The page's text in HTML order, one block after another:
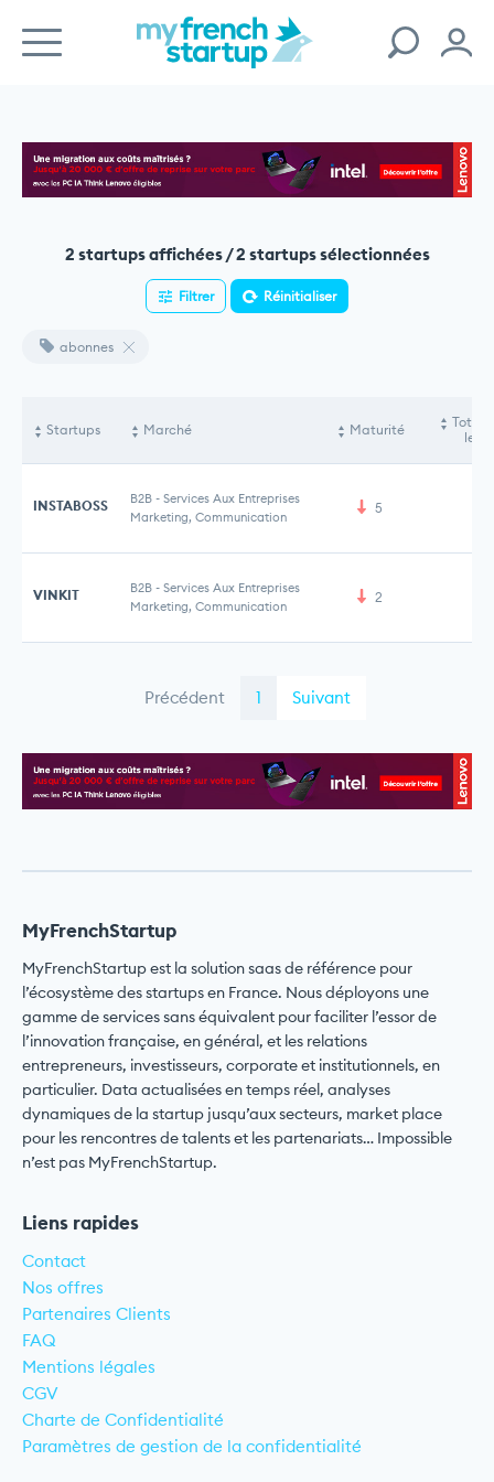
2 startups affichées / 2 startups sélectionnées
Filtrer Réinitialiser
abonnes
Startups Marché Maturité
Total
INSTABOSS B2B - Services Aux Entreprises
Marketing, Communication
5
VINKIT B2B - Services Aux Entreprises
Marketing, Communication
2
Précédent 1 Suivant
MyFrenchStartup
MyFrenchStartup est la solution saas de référence pour
l’écosystème des startups en France. Nous déployons une
gamme de services sans équivalent pour faciliter l’essor de
l’innovation française, en général, et les relations
entrepreneurs, investisseurs, corporate et institutionnels, en
particulier. Data actualisées en temps réel, analyses
dynamiques de la startup jusqu’aux secteurs, market place
pour les rencontres de talents et les partenariats… Impossible
n’est pas MyFrenchStartup.
Liens rapides
Contact
Nos offres
Partenaires Clients
FAQ
Mentions légales
CGV
Charte de Confidentialité
Paramètres de gestion de la confidentialité